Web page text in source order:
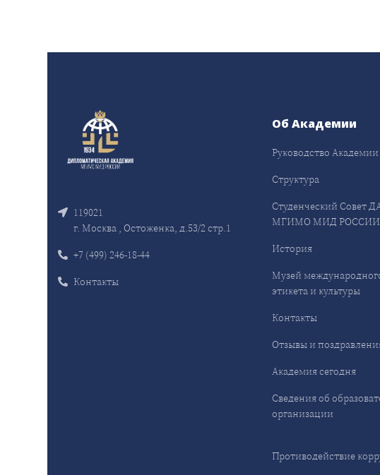
119021
г. Москва , Остоженка, д.53/2 стр.1
+7 (499) 246-18-44
Контакты
Об Академии
Руководство Академии
Структура
Студенческий Совет
МГИМО МИД РОССИИ
История
Музей
этикета и культуры
Контакты
Отзывы и
Академия сегодня
Сведения об
организации
Противодействие